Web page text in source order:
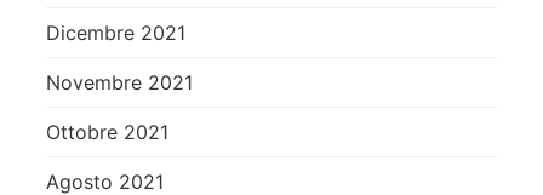
Dicembre 2021
Novembre 2021
Ottobre 2021
Agosto 2021